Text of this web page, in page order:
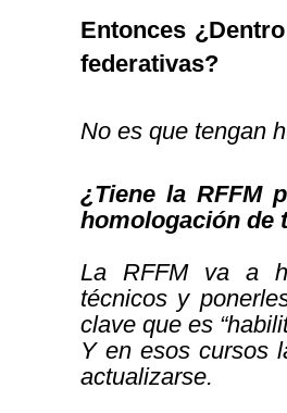
Entonces
federativas?
No es que tengan
¿Tiene la RFFM
homologación de
La RFFM va a
técnicos y
clave que es
Y en esos cursos
actualizarse.